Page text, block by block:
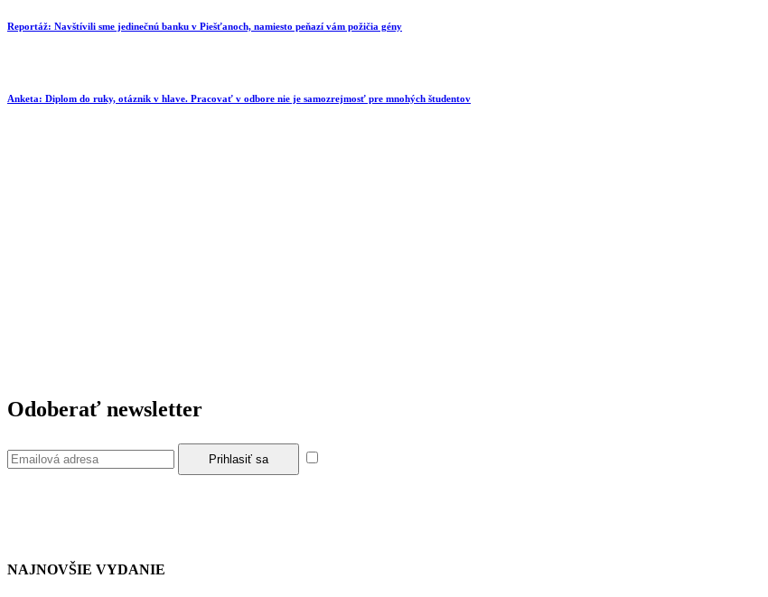
Reportáž: Navštívili sme jedinečnú banku v Piešťanoch, namiesto peňazí vám požičia gény
Anketa: Diplom do ruky, otáznik v hlave. Pracovať v odbore nie je samozrejmosť pre mnohých študentov
Odoberať newsletter
NAJNOVŠIE VYDANIE